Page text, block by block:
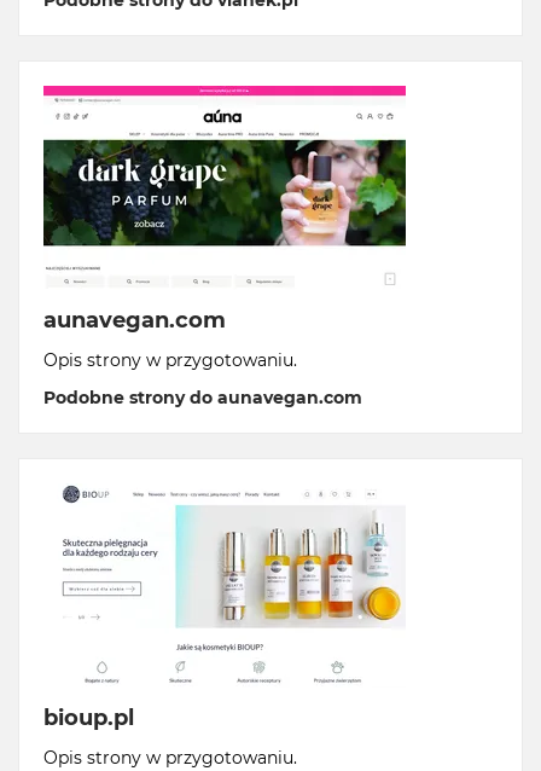
aunavegan.com
Opis strony w przygotowaniu.
Podobne strony do aunavegan.com
bioup.pl
Opis strony w przygotowaniu.